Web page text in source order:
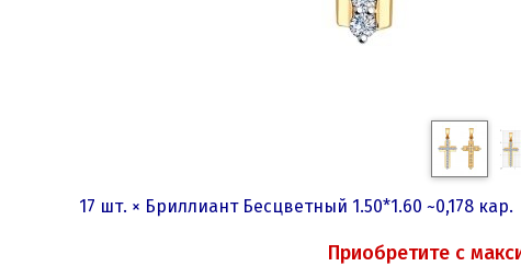
17 шт. × Бриллиант Бесцветный 1.50*1.60 ~0,178 кар.
Приобретите с